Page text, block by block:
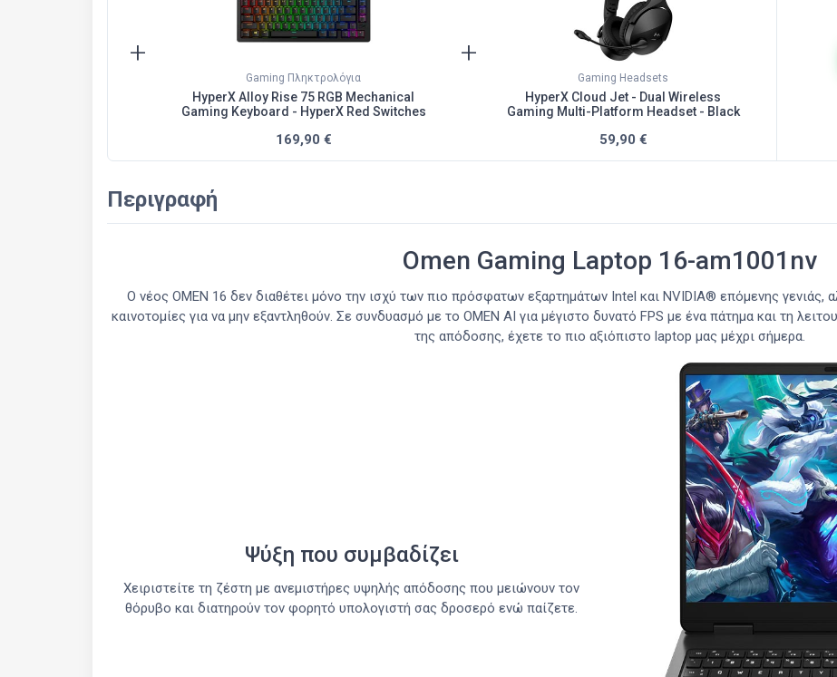
+
Gaming Πληκτρολόγια
HyperX Alloy Rise 75 RGB Mechanical
Gaming Keyboard - HyperX Red Switches
169,90 €
+
Gaming Headsets
HyperX Cloud Jet - Dual Wireless
Gaming Multi-Platform Headset - Black
59,90 €
Περιγραφή
Omen Gaming Laptop 16-am1001nv
Ο νέος OMEN 16 δεν διαθέτει μόνο την ισχύ των πιο πρόσφατων εξαρτημάτων Intel και NVIDIA® επόμενης γενιάς,
καινοτομίες για να μην εξαντληθούν. Σε συνδυασμό με το OMEN AI για μέγιστο δυνατό FPS με ένα πάτημα και τη
της απόδοσης, έχετε το πιο αξιόπιστο laptop μας μέχρι σήμερα.
Ψύξη που συμβαδίζει
Χειριστείτε τη ζέστη με ανεμιστήρες υψηλής απόδοσης που μειώνουν τον
θόρυβο και διατηρούν τον φορητό υπολογιστή σας δροσερό ενώ παίζετε.